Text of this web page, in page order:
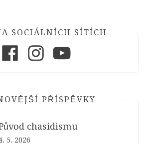
SOCIÁLNÍCH SÍTÍCH
PŘÍSPĚVKY
chasidismu
5. 2026